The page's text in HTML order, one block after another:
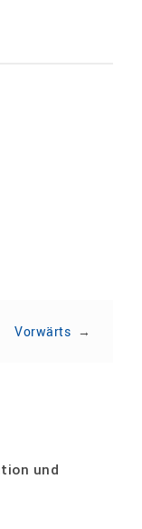
Vorwärts →
und